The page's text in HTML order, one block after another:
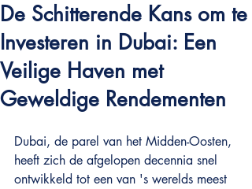
De Schitterende Kans om te
Investeren in Dubai: Een
Veilige Haven met
Geweldige Rendementen
Dubai, de parel van het Midden-Oosten,
heeft zich de afgelopen decennia snel
ontwikkeld tot een van 's werelds meest